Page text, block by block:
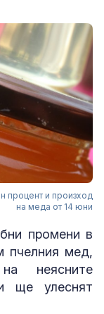
процент и произход
на меда от 14 юни
промени в
пчелния мед,
неясните
ще улеснят